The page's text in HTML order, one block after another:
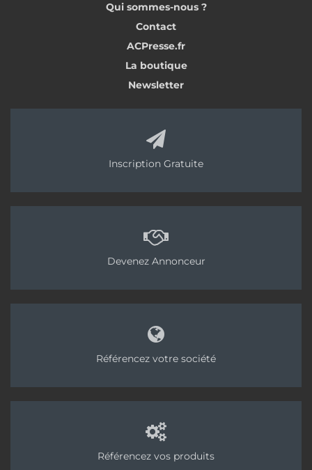
Qui sommes-nous ?
Contact
ACPresse.fr
La boutique
Newsletter
Inscription Gratuite
Devenez Annonceur
Référencez votre société
Référencez vos produits